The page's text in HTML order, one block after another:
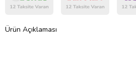
Ürün Açıklaması